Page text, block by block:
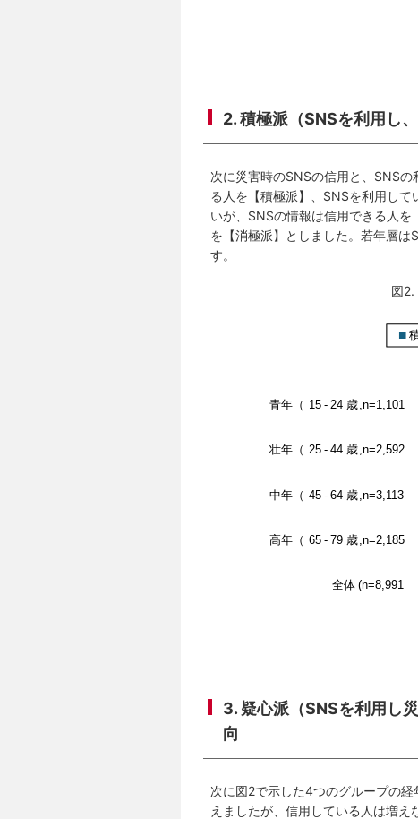
2. 積極派（SNSを利用し
次に災害時のSNSの信用と、SNS
る人を【積極派】、SNSを利用し
いが、SNSの情報は信用できる人
を【消極派】としました。若年層
す。
図2.
3. 疑心派（SNSを利用し
向
次に図2で示した4つのグループの
えましたが、信用している人は増え